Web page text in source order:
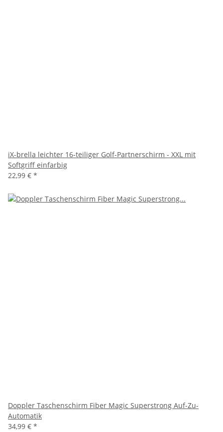
iX-brella leichter 16-teiliger Golf-Partnerschirm - XXL mit
Softgriff einfarbig
22,99 € *
Doppler Taschenschirm Fiber Magic Superstrong Auf-Zu-
Automatik
34,99 € *